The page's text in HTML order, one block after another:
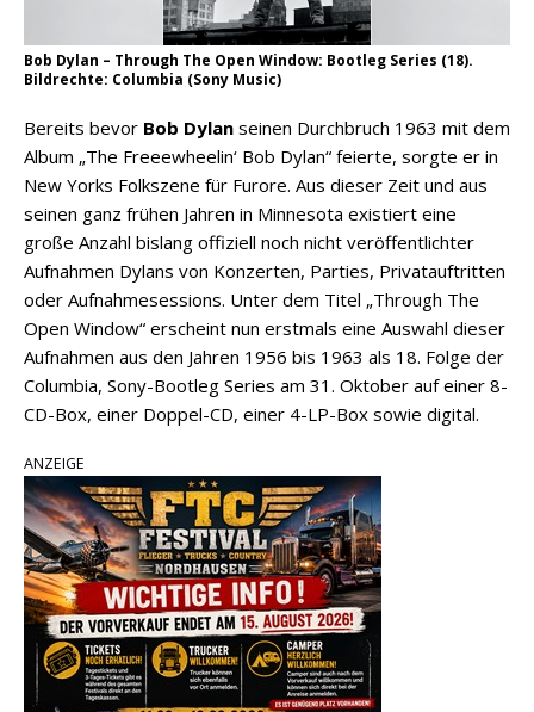
Bob Dylan – Through The Open Window: Bootleg Series (18).
Bildrechte: Columbia (Sony Music)
Bereits bevor Bob Dylan seinen Durchbruch 1963 mit dem
Album „The Freeewheelin‘ Bob Dylan“ feierte, sorgte er in
New Yorks Folkszene für Furore. Aus dieser Zeit und aus
seinen ganz frühen Jahren in Minnesota existiert eine
große Anzahl bislang offiziell noch nicht veröffentlichter
Aufnahmen Dylans von Konzerten, Parties, Privatauftritten
oder Aufnahmesessions. Unter dem Titel „Through The
Open Window“ erscheint nun erstmals eine Auswahl dieser
Aufnahmen aus den Jahren 1956 bis 1963 als 18. Folge der
Columbia, Sony-Bootleg Series am 31. Oktober auf einer 8-
CD-Box, einer Doppel-CD, einer 4-LP-Box sowie digital.
ANZEIGE